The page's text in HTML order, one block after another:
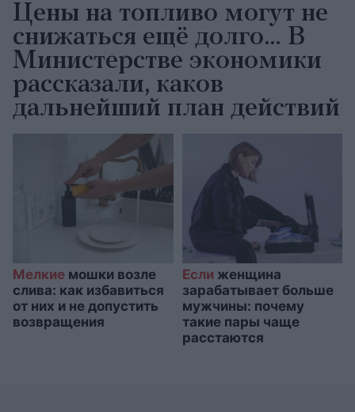
Цены на топливо могут не
снижаться ещё долго… В
Министерстве экономики
рассказали, каков
дальнейший план действий
Мелкие мошки возле
слива: как избавиться
от них и не допустить
возвращения
Если женщина
зарабатывает больше
мужчины: почему
такие пары чаще
расстаются